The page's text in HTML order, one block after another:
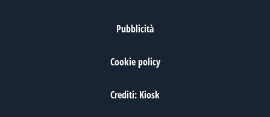
Pubblicità
Cookie policy
Crediti: Kiosk